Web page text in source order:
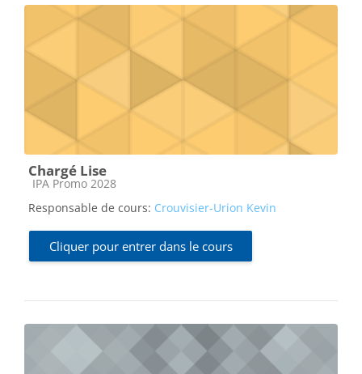
Chargé Lise
Catégorie de cours
IPA Promo 2028
Responsable de cours: Crouvisier-Urion Kevin
Cliquer pour entrer dans le cours